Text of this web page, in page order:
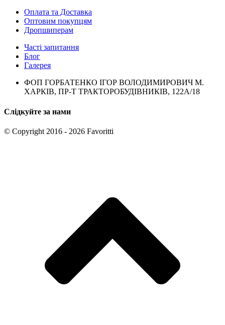
Оплата та Доставка
Оптовим покупцям
Дропшиперам
Часті запитання
Блог
Галерея
ФОП ГОРБАТЕНКО ІГОР ВОЛОДИМИРОВИЧ М.
ХАРКІВ, ПР-Т ТРАКТОРОБУДІВНИКІВ, 122А/18
Слідкуйте за нами
© Copyright 2016 - 2026 Favoritti